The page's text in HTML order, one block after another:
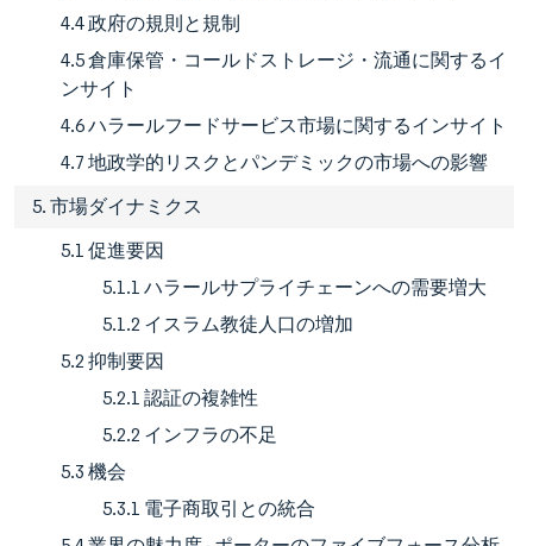
4.4 政府の規則と規制
4.5 倉庫保管・コールドストレージ・流通に関するイ
ンサイト
4.6 ハラールフードサービス市場に関するインサイト
4.7 地政学的リスクとパンデミックの市場への影響
5. 市場ダイナミクス
5.1 促進要因
5.1.1 ハラールサプライチェーンへの需要増大
5.1.2 イスラム教徒人口の増加
5.2 抑制要因
5.2.1 認証の複雑性
5.2.2 インフラの不足
5.3 機会
5.3.1 電子商取引との統合